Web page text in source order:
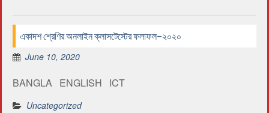
একাদশ শ্রেণির অনলাইন ক্লাসটেস্টের ফলাফল-২০২০
June 10, 2020
BANGLA ENGLISH ICT
Uncategorized